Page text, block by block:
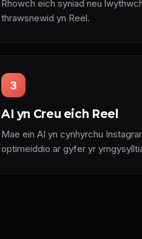
Rhowch eich syniad neu
thrawsnewid yn Reel.
3
AI yn Creu eich Reel
Mae ein AI yn cynhyrchu
optimeiddio ar gyfer yr